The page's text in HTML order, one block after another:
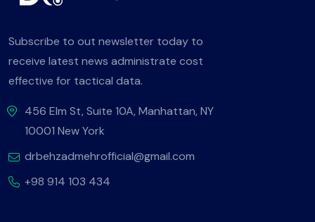
Subscribe to out newsletter today to
receive latest news administrate cost
effective for tactical data.
456 Elm St, Suite 10A, Manhattan, NY
10001 New York
drbehzadmehrofficial@gmail.com
+98 914 103 434